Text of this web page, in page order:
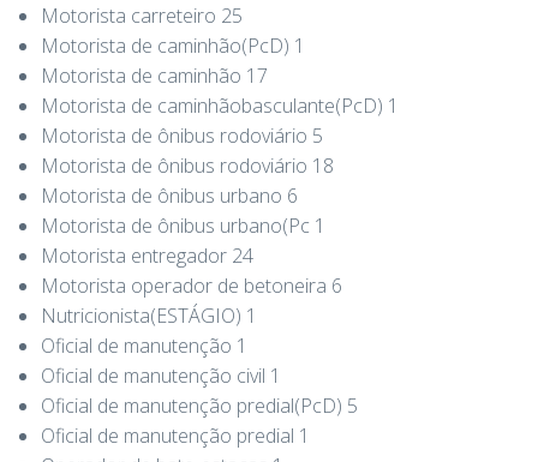
Motorista carreteiro 25
Motorista de caminhão(PcD) 1
Motorista de caminhão 17
Motorista de caminhãobasculante(PcD) 1
Motorista de ônibus rodoviário 5
Motorista de ônibus rodoviário 18
Motorista de ônibus urbano 6
Motorista de ônibus urbano(Pc 1
Motorista entregador 24
Motorista operador de betoneira 6
Nutricionista(ESTÁGIO) 1
Oficial de manutenção 1
Oficial de manutenção civil 1
Oficial de manutenção predial(PcD) 5
Oficial de manutenção predial 1